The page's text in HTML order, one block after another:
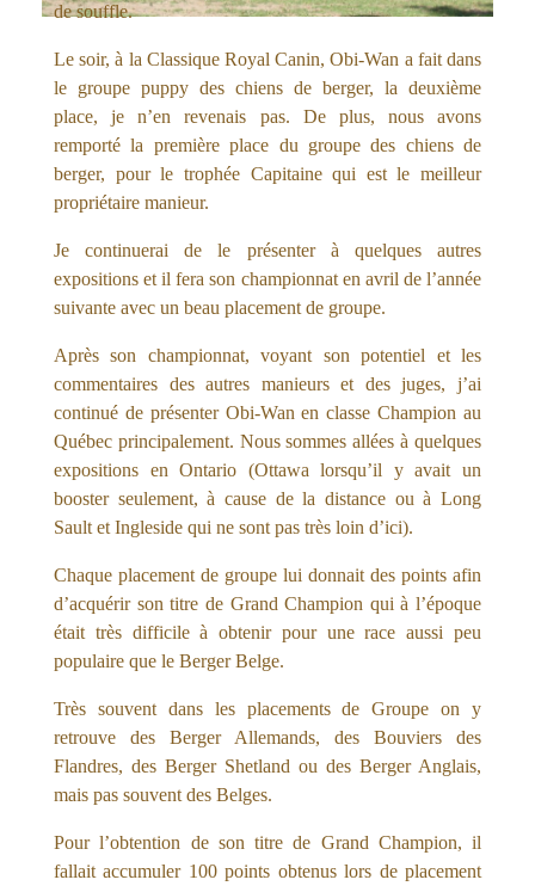
de souffle.
Le soir, à la Classique Royal Canin, Obi-Wan a fait dans
le groupe puppy des chiens de berger, la deuxième
place, je n’en revenais pas. De plus, nous avons
remporté la première place du groupe des chiens de
berger, pour le trophée Capitaine qui est le meilleur
propriétaire manieur.
Je continuerai de le présenter à quelques autres
expositions et il fera son championnat en avril de l’année
suivante avec un beau placement de groupe.
Après son championnat, voyant son potentiel et les
commentaires des autres manieurs et des juges, j’ai
continué de présenter Obi-Wan en classe Champion au
Québec principalement. Nous sommes allées à quelques
expositions en Ontario (Ottawa lorsqu’il y avait un
booster seulement, à cause de la distance ou à Long
Sault et Ingleside qui ne sont pas très loin d’ici).
Chaque placement de groupe lui donnait des points afin
d’acquérir son titre de Grand Champion qui à l’époque
était très difficile à obtenir pour une race aussi peu
populaire que le Berger Belge.
Très souvent dans les placements de Groupe on y
retrouve des Berger Allemands, des Bouviers des
Flandres, des Berger Shetland ou des Berger Anglais,
mais pas souvent des Belges.
Pour l’obtention de son titre de Grand Champion, il
fallait accumuler 100 points obtenus lors de placement